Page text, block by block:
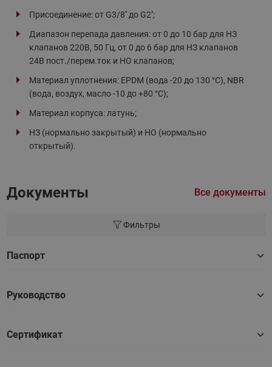
Присоединение: от G3/8'' до G2'';
Диапазон перепада давления: от 0 до 10 бар для НЗ
клапанов 220B, 50 Гц, от 0 до 6 бар для НЗ клапанов
24В пост./перем.ток и НО клапанов;
Материал уплотнения: EPDM (вода -20 до 130 °C), NBR
(вода, воздух, масло -10 до +80 °C);
Материал корпуса: латунь;
НЗ (нормально закрытый) и НО (нормально
открытый).
Документы Все документы
Фильтры
Паспорт
Руководство
Сертификат